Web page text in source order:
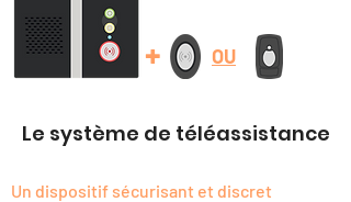
+ OU
Le système de téléassistance
Un dispositif sécurisant et discret